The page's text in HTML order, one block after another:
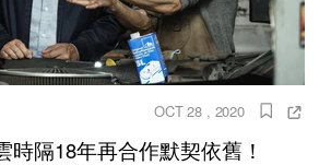
OCT 28 , 2020
時隔18年再合作默契依舊！